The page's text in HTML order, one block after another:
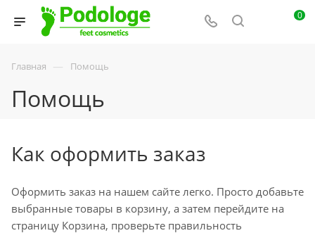
0
Главная — Помощь
Помощь
Как оформить заказ
Оформить заказ на нашем сайте легко. Просто добавьте
выбранные товары в корзину, а затем перейдите на
страницу Корзина, проверьте правильность